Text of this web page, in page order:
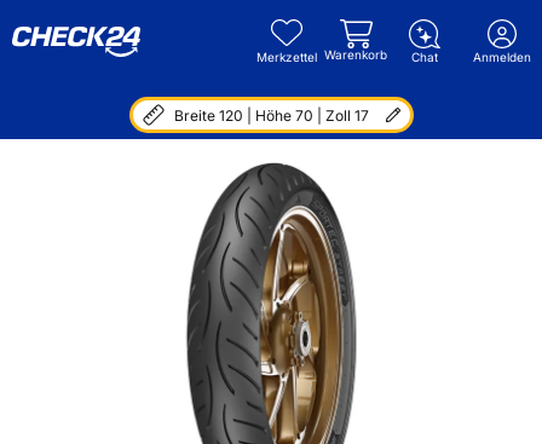
Merkzettel Warenkorb Chat Anmelden
Breite 120 | Höhe 70 | Zoll 17